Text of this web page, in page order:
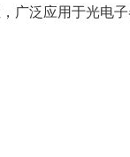
广泛应用于光电